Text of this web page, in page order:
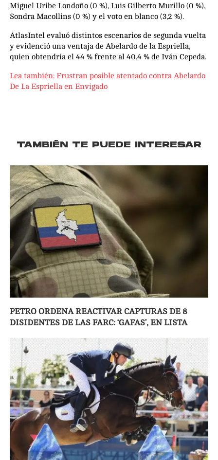
Miguel Uribe Londoño (0 %), Luis Gilberto Murillo (0 %),
Sondra Macollins (0 %) y el voto en blanco (3,2 %).
AtlasIntel evaluó distintos escenarios de segunda vuelta
y evidenció una ventaja de Abelardo de la Espriella,
quien obtendría el 44 % frente al 40,4 % de Iván Cepeda.
Lea también: Frustran posible atentado contra Abelardo
De La Espriella en Envigado
TAMBIÉN TE PUEDE INTERESAR
PETRO ORDENA REACTIVAR CAPTURAS DE 8
DISIDENTES DE LAS FARC: ‘GAFAS’, EN LISTA